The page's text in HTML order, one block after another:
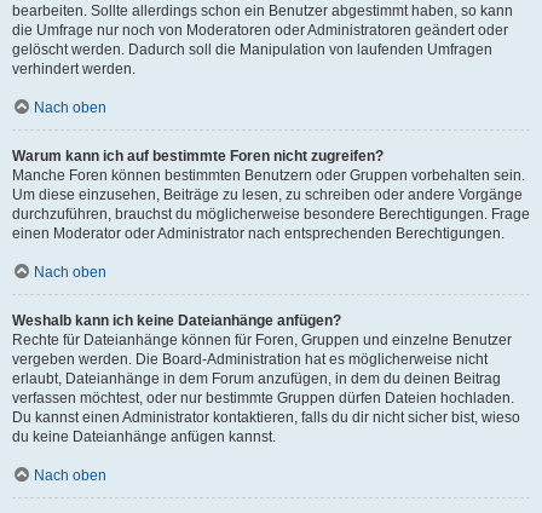
bearbeiten. Sollte allerdings schon ein Benutzer abgestimmt haben, so kann
die Umfrage nur noch von Moderatoren oder Administratoren geändert oder
gelöscht werden. Dadurch soll die Manipulation von laufenden Umfragen
verhindert werden.
Nach oben
Warum kann ich auf bestimmte Foren nicht zugreifen?
Manche Foren können bestimmten Benutzern oder Gruppen vorbehalten sein.
Um diese einzusehen, Beiträge zu lesen, zu schreiben oder andere Vorgänge
durchzuführen, brauchst du möglicherweise besondere Berechtigungen. Frage
einen Moderator oder Administrator nach entsprechenden Berechtigungen.
Nach oben
Weshalb kann ich keine Dateianhänge anfügen?
Rechte für Dateianhänge können für Foren, Gruppen und einzelne Benutzer
vergeben werden. Die Board-Administration hat es möglicherweise nicht
erlaubt, Dateianhänge in dem Forum anzufügen, in dem du deinen Beitrag
verfassen möchtest, oder nur bestimmte Gruppen dürfen Dateien hochladen.
Du kannst einen Administrator kontaktieren, falls du dir nicht sicher bist, wieso
du keine Dateianhänge anfügen kannst.
Nach oben